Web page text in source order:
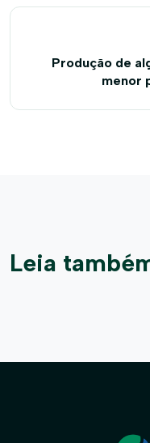
Produção de
menor
Leia